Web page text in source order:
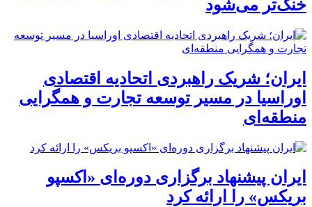
خنک‌تر می‌شود
ایران؛ شریک راهبردی اتحادیه اقتصادی
اوراسیا در مسیر توسعه تجارت و همگرایی
منطقه‌ای
ایران پیشنهاد برگزاری دوره‌ای «اکسپو
بریکس» را ارائه کرد